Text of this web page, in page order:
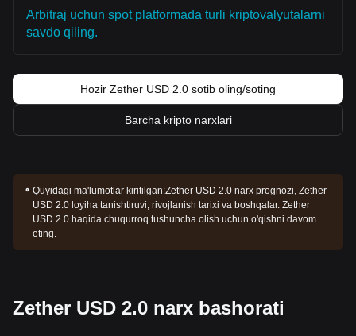
Arbitraj uchun spot platformada turli kriptovalyutalarni
savdo qiling.
Hozir Zether USD 2.0 sotib oling/soting
Barcha kripto narxlari
Quyidagi ma'lumotlar kiritilgan:Zether USD 2.0 narx prognozi, Zether
USD 2.0 loyiha tanishtiruvi, rivojlanish tarixi va boshqalar. Zether
USD 2.0 haqida chuqurroq tushuncha olish uchun o'qishni davom
eting.
Zether USD 2.0 narx bashorati